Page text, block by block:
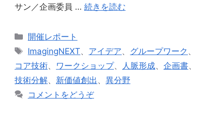
サン／企画委員 … 続きを読む
カ
テ
リ
ー
開催レポート
タ
グ
ImagingNEXT、 アイデア、 グループワーク 、
コア技術、 ワークショップ、 人脈形成、 企画書、
技術分解、 新価値創出 、 異分野
コメントをどうぞ